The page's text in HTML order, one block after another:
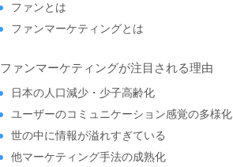
ファンとは
ファンマーケティングとは
ファンマーケティングが注目される理由
日本の人口減少・少子高齢化
ユーザーのコミュニケーション感覚の多様化
世の中に情報が溢れすぎている
他マーケティング手法の成熟化